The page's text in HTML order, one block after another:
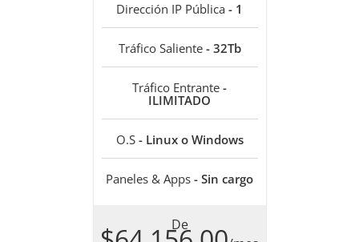
Dirección IP Pública - 1
Tráfico Saliente - 32Tb
Tráfico Entrante -
ILIMITADO
O.S - Linux o Windows
Paneles & Apps - Sin cargo
De